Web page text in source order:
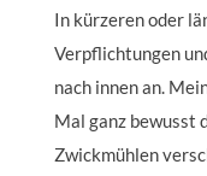
In kürzeren oder
Verpflichtungen
nach innen an.
Mal ganz bewusst
Zwickmühlen